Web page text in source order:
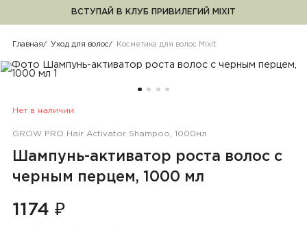
ВСТУПАЙ В КЛУБ ПРИВИЛЕГИЙ MIXIT
Главная Уход для волос Косметика для волос Mixit
GROW PRO Hair Activator Shampoo, 1000мл
Нет в наличии
Шампунь-активатор роста волос с
черным перцем, 1000 мл
1174 ₽